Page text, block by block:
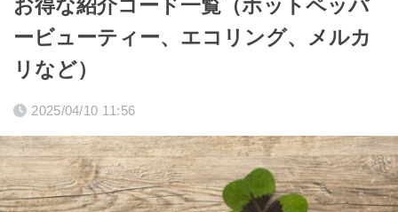
お得な紹介コード一覧（ホットペッパ
ービューティー、エコリング、メルカ
リなど）
2025/04/10 11:56